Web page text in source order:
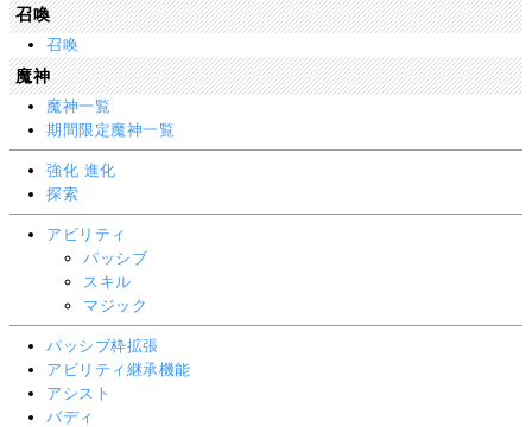
召喚
召喚
魔神
魔神一覧
期間限定魔神一覧
強化 進化
探索
アビリティ
パッシブ
スキル
マジック
パッシブ枠拡張
アビリティ継承機能
アシスト
バディ